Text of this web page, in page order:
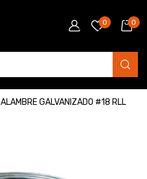
0 0
ALAMBRE GALVANIZADO #18 RLL